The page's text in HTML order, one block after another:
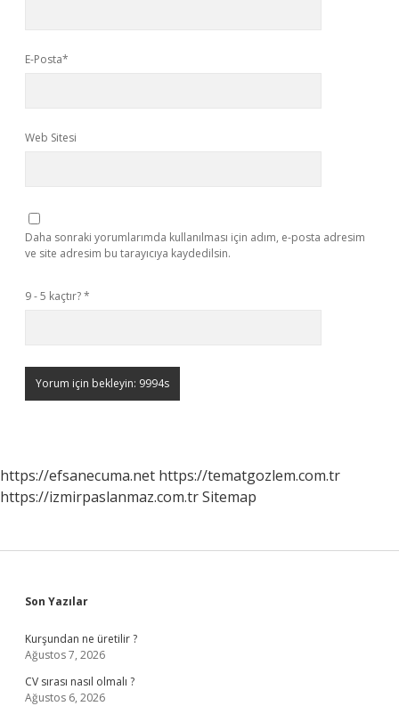
E-Posta*
Web Sitesi
Daha sonraki yorumlarımda kullanılması için adım, e-posta adresim
ve site adresim bu tarayıcıya kaydedilsin.
9 - 5 kaçtır?*
https://efsanecuma.net https://tematgozlem.com.tr
https://izmirpaslanmaz.com.trSitemap
Sidebar
Son Yazılar
Kurşundan ne üretilir ?
Ağustos 7, 2026
CV sırası nasıl olmalı ?
Ağustos 6, 2026